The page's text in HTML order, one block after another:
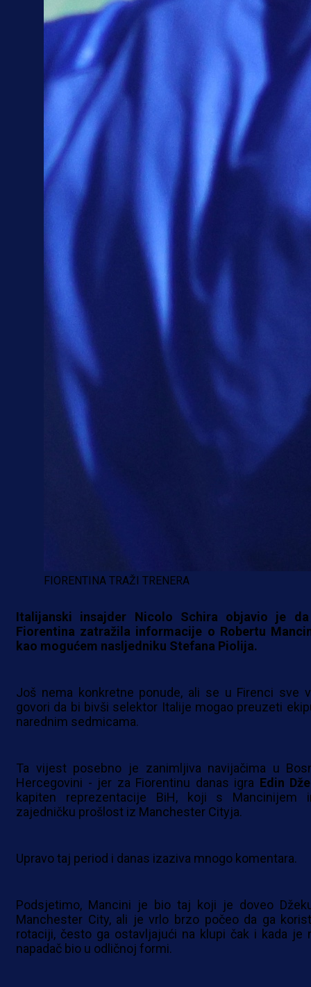
FIORENTINA TRAŽI TRENERA
Italijanski insajder Nicolo Schira objavio je
Fiorentina zatražila informacije o Robertu
kao mogućem nasljedniku Stefana Piolija.
Još nema konkretne ponude, ali se u Firenci sve
govori da bi bivši selektor Italije mogao preuzeti
narednim sedmicama.
Ta vijest posebno je zanimljiva navijačima u
Hercegovini - jer za Fiorentinu danas igra Edin
kapiten reprezentacije BiH, koji s Mancinijem
zajedničku prošlost iz Manchester Cityja.
Upravo taj period i danas izaziva mnogo komentara.
Podsjetimo, Mancini je bio taj koji je doveo
Manchester City, ali je vrlo brzo počeo da ga
rotaciji, često ga ostavljajući na klupi čak i kada je
napadač bio u odličnoj formi.